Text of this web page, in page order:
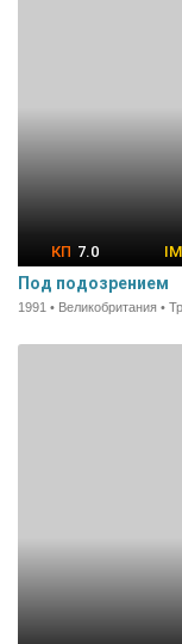
7.0
Под подозрением